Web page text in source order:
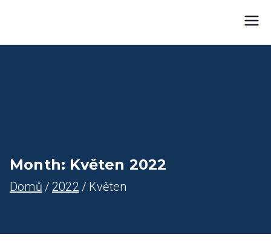
Farnost Žlutice
Month: Květen 2022
Domů 2022 Květen